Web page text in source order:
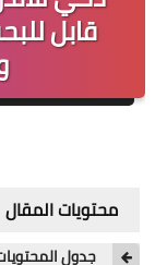
قابل
محتويات المقال
جدول